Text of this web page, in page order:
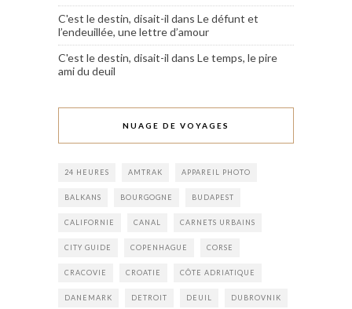
C'est le destin, disait-il dans Le défunt et
l’endeuillée, une lettre d’amour
C'est le destin, disait-il dans Le temps, le pire
ami du deuil
NUAGE DE VOYAGES
24 HEURES AMTRAK APPAREIL PHOTO
BALKANS BOURGOGNE BUDAPEST
CALIFORNIE CANAL CARNETS URBAINS
CITY GUIDE COPENHAGUE CORSE
CRACOVIE CROATIE CÔTE ADRIATIQUE
DANEMARK DETROIT DEUIL DUBROVNIK